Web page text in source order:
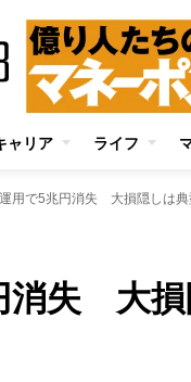
ャリア ライフ
用で5兆円消失 大損隠しは典
消失 大損